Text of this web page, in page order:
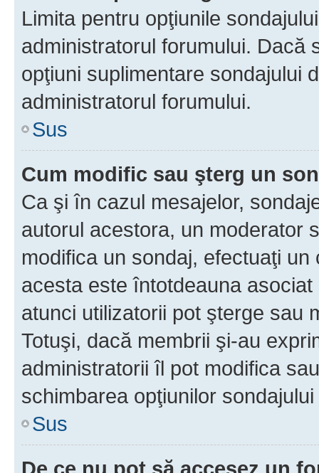
Limita pentru opţiunile
administratorul forumului. Dacă
opţiuni suplimentare sondajului
administratorul forumului.
Sus
Cum modific sau şterg un
Ca şi în cazul mesajelor,
autorul acestora, un moderator
modifica un sondaj, efectuaţi
acesta este întotdeauna
atunci utilizatorii pot şterge sau
Totuşi, dacă membrii şi-au
administratorii îl pot modifica
schimbarea opţiunilor
Sus